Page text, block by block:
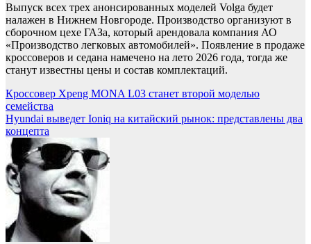
Выпуск всех трех анонсированных моделей Volga будет
налажен в Нижнем Новгороде. Производство организуют в
сборочном цехе ГАЗа, который арендовала компания АО
«Производство легковых автомобилей». Появление в продаже
кроссоверов и седана намечено на лето 2026 года, тогда же
станут известны цены и состав комплектаций.
Навигация
по
записям
Кроссовер Xpeng MONA L03 станет второй моделью
семейства
Hyundai выведет Ioniq на китайский рынок: представлены два
концепта